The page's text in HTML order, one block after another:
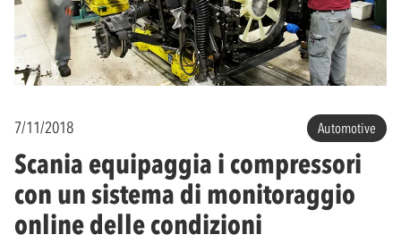
7/11/2018 Automotive
Scania equipaggia i compressori
con un sistema di monitoraggio
online delle condizioni